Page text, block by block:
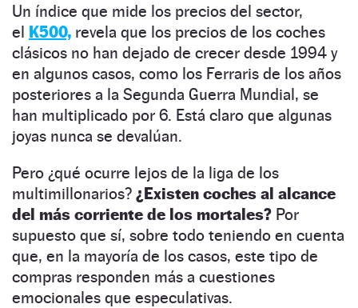
Un índice que mide los precios del sector,
el K500, revela que los precios de los coches
clásicos no han dejado de crecer desde 1994 y
en algunos casos, como los Ferraris de los años
posteriores a la Segunda Guerra Mundial, se
han multiplicado por 6. Está claro que algunas
joyas nunca se devalúan.
Pero ¿qué ocurre lejos de la liga de los
multimillonarios? ¿Existen coches al alcance
del más corriente de los mortales? Por
supuesto que sí, sobre todo teniendo en cuenta
que, en la mayoría de los casos, este tipo de
compras responden más a cuestiones
emocionales que especulativas.